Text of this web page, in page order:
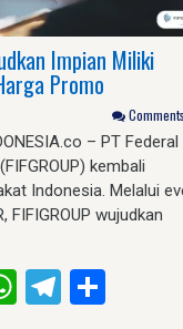
Impian Miliki
Promo
– PT Federal
kembali
Indonesia. Melalui
FIFIGROUP wujudkan
WhatsApp
Telegram